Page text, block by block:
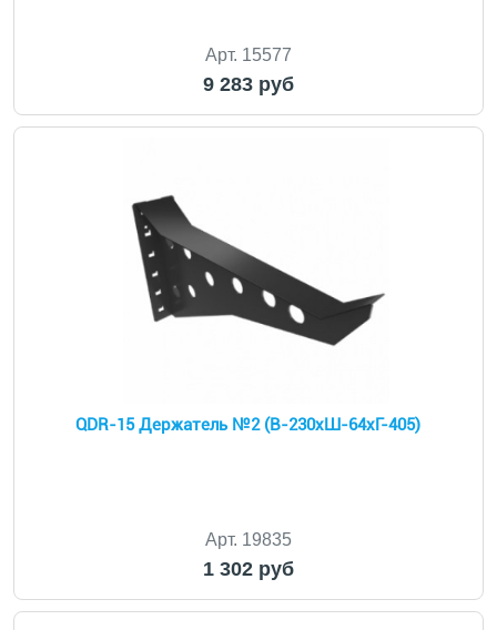
Арт. 15577
9 283 руб
QDR-15 Держатель №2 (В-230хШ-64хГ-405)
Арт. 19835
1 302 руб